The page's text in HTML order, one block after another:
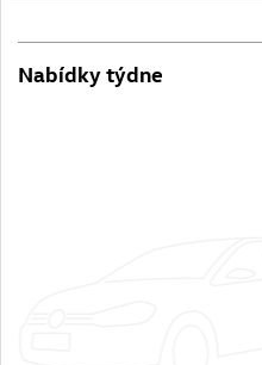
Nabídky týdne